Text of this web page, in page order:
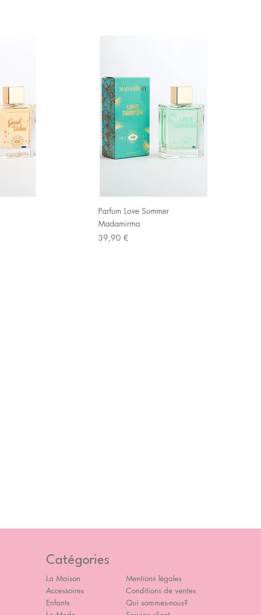
Aperçu rapide
Parfum Love Summer
Madamirma
Prix
39,90 €
Catégories
La Maison
Accessoires
Enfants
Mentions légales
Conditions de ventes
Qui sommes-nous?